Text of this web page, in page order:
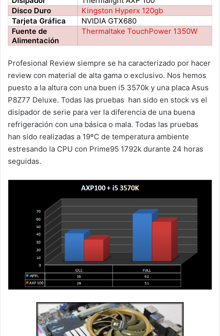
Disco Duro
Kingston Hyperx 120gb
Tarjeta Gráfica
NVIDIA GTX680
Fuente de
Alimentación
Thermaltake TouchPower 1350W
Profesional Review siempre se ha caracterizado por hacer
review con material de alta gama o exclusivo. Nos hemos
puesto a la altura con una buen i5 3570k y una placa Asus
P8Z77 Deluxe. Todas las pruebas han sido en stock vs el
disipador de serie para ver la diferencia de una buena
refrigeración con una básica o mala. Todas las pruebas
han sido realizadas a 19ºC de temperatura ambiente
estresando la CPU con Prime95 1792k durante 24 horas
seguidas.